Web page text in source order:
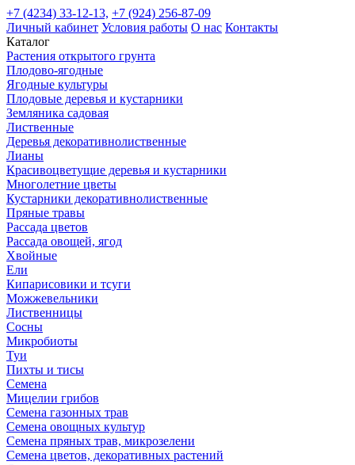
+7 (4234) 33-12-13, +7 (924) 256-87-09
Личный кабинет Условия работы О нас Контакты
Каталог
Растения открытого грунта
Плодово-ягодные
Ягодные культуры
Плодовые деревья и кустарники
Земляника садовая
Лиственные
Деревья декоративнолиственные
Лианы
Красивоцветущие деревья и кустарники
Многолетние цветы
Кустарники декоративнолиственные
Пряные травы
Рассада цветов
Рассада овощей, ягод
Хвойные
Ели
Кипарисовики и тсуги
Можжевельники
Лиственницы
Сосны
Микробиоты
Туи
Пихты и тисы
Семена
Мицелии грибов
Семена газонных трав
Семена овощных культур
Семена пряных трав, микрозелени
Семена цветов, декоративных растений